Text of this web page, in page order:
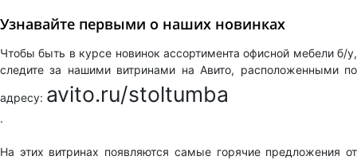
Узнавайте первыми о наших новинках
Чтобы быть в курсе новинок ассортимента офисной мебели б/у,
следите за нашими витринами на Авито, расположенными по
адресу: avito.ru/stoltumba
.
На этих витринах появляются самые горячие предложения от